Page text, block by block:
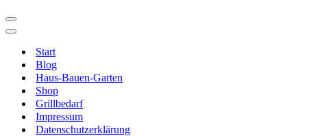
Navigationsmenü
Navigationsmenü
Start
Blog
Haus-Bauen-Garten
Shop
Grillbedarf
Impressum
Datenschutzerklärung